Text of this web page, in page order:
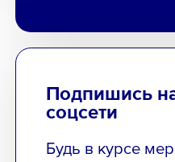
Подпишись
соцсети
Будь в курсе